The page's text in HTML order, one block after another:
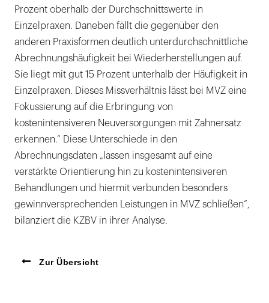
Prozent oberhalb der Durchschnittswerte in
Einzelpraxen. Daneben fällt die gegenüber den
anderen Praxisformen deutlich unterdurchschnittliche
Abrechnungshäufigkeit bei Wiederherstellungen auf.
Sie liegt mit gut 15 Prozent unterhalb der Häufigkeit in
Einzelpraxen. Dieses Missverhältnis lässt bei MVZ eine
Fokussierung auf die Erbringung von
kostenintensiveren Neuversorgungen mit Zahnersatz
erkennen.“ Diese Unterschiede in den
Abrechnungsdaten „lassen insgesamt auf eine
verstärkte Orientierung hin zu kostenintensiveren
Behandlungen und hiermit verbunden besonders
gewinnversprechenden Leistungen in MVZ schließen“,
bilanziert die KZBV in ihrer Analyse.
Zur Übersicht